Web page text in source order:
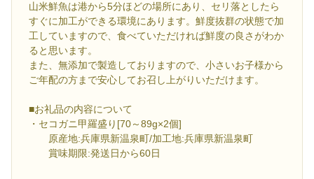
山米鮮魚は港から5分ほどの場所にあり、セリ落としたら
すぐに加工ができる環境にあります。鮮度抜群の状態で加
工していますので、食べていただければ鮮度の良さがわか
ると思います。
また、無添加で製造しておりますので、小さいお子様から
ご年配の方まで安心してお召し上がりいただけます。
■お礼品の内容について
・セコガニ甲羅盛り[70～89g×2個]
原産地:兵庫県新温泉町/加工地:兵庫県新温泉町
賞味期限:発送日から60日